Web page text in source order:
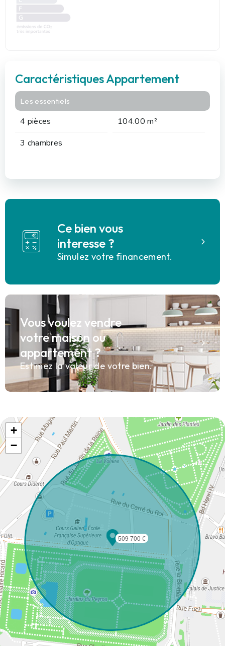
Caractéristiques Appartement
Les essentiels
4 pièces
104.00 m²
3 chambres
Ce bien vous
interesse ?
Simulez votre financement.
Vous voulez vendre
votre maison ou
appartement ?
Estimez la valeur de votre bien.
509 700 €
+
−